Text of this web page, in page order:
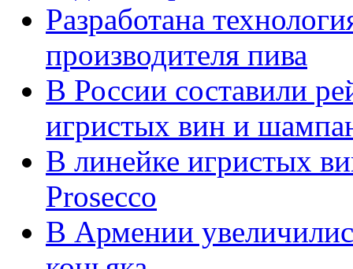
Разработана
производителя пива
В России составили
игристых вин и
В линейке игристых
Prosecco
В Армении